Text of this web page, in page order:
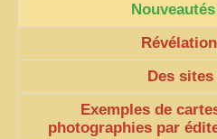
Des
Exemples de
photographies par